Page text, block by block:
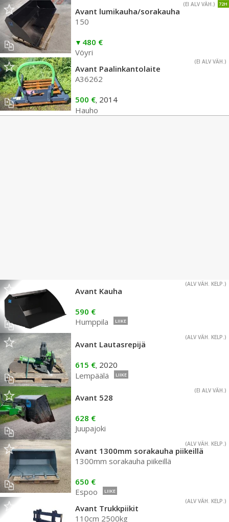
72H
(EI ALV VÄH.)
Avant lumikauha/sorakauha
150
480 €
Vöyri
(EI ALV VÄH.)
Avant Paalinkantolaite
A36262
500 €, 2014
Hauho
(ALV VÄH. KELP.)
Avant Kauha
590 €
Humppila
LIIKE
(ALV VÄH. KELP.)
Avant Lautasrepijä
615 €, 2020
Lempäälä
LIIKE
(EI ALV VÄH.)
Avant 528
628 €
Juupajoki
(ALV VÄH. KELP.)
Avant 1300mm sorakauha piikeillä
1300mm sorakauha piikeillä
650 €
Espoo
LIIKE
(ALV VÄH. KELP.)
Avant Trukkpiikit
110cm 2500kg